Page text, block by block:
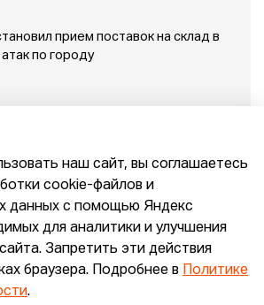
прием поставок на склад в
по городу
прогнозы сооснователя
Валецкого
наш сайт, вы соглашаетесь
cookie-файлов и
данных с помощью Яндекс
для аналитики и улучшения
Запретить эти действия
браузера. Подробнее в
Политике
.